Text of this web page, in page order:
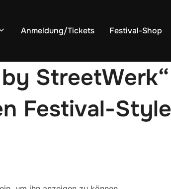
Anmeldung/Tickets Festival-Shop
Festival-Style